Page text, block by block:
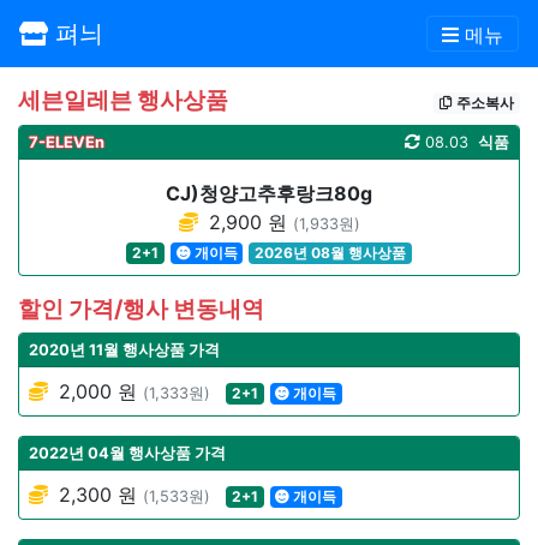
펴늬 메뉴
세븐일레븐 행사상품 주소복사
7-ELEVEn 식품
08.03
CJ)청양고추후랑크80g
2,900 원 (1,933원)
2+1
개이득 2026년 08월 행사상품
할인 가격/행사 변동내역
2020년 11월 행사상품 가격
2,000 원 (1,333원) 2+1 개이득
2022년 04월 행사상품 가격
2,300 원 (1,533원) 2+1 개이득